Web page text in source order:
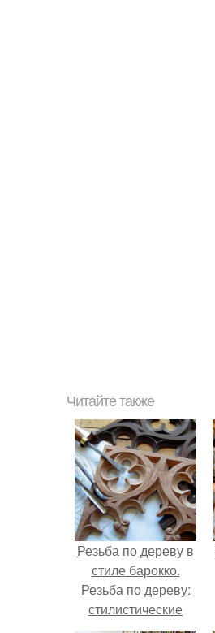
Читайте также
Резьба по дереву в
стиле барокко.
Резьба по дереву:
стилистические
направления и